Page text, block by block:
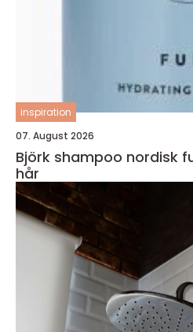
inspiration
07. August 2026
Björk shampoo nordisk fukt for tørt og frizzy
hår